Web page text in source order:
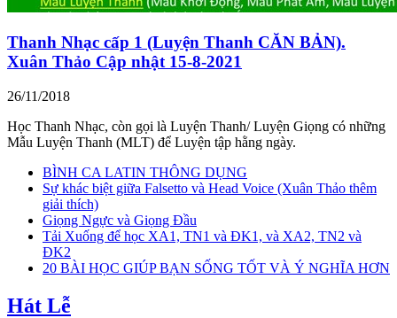
Thanh Nhạc cấp 1 (Luyện Thanh CĂN BẢN).
Xuân Thảo Cập nhật 15-8-2021
26/11/2018
Học Thanh Nhạc, còn gọi là Luyện Thanh/ Luyện Giọng có những
Mẫu Luyện Thanh (MLT) để Luyện tập hằng ngày.
BÌNH CA LATIN THÔNG DỤNG
Sự khác biệt giữa Falsetto và Head Voice (Xuân Thảo thêm
giải thích)
Giọng Ngực và Giọng Đầu
Tải Xuống để học XA1, TN1 và ĐK1, và XA2, TN2 và
ĐK2
20 BÀI HỌC GIÚP BẠN SỐNG TỐT VÀ Ý NGHĨA HƠN
Hát Lễ